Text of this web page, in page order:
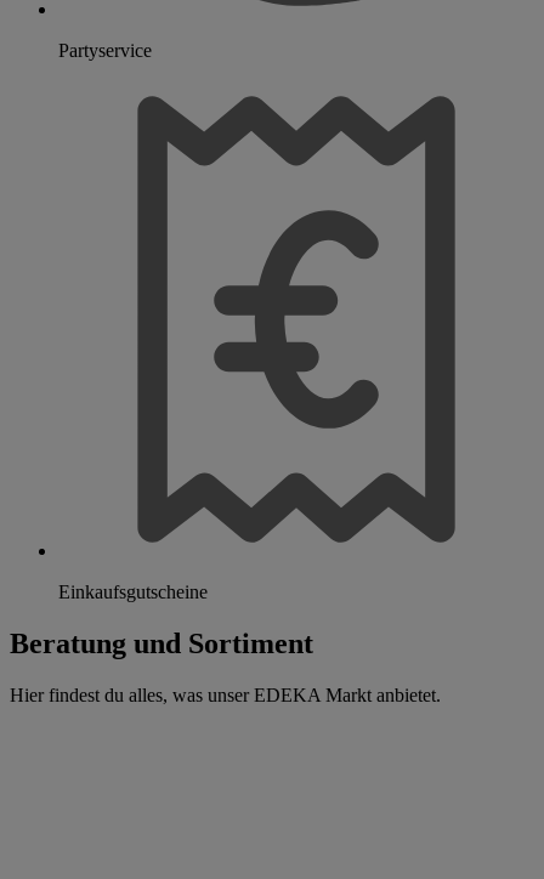
Partyservice
Einkaufsgutscheine
Beratung und Sortiment
Hier findest du alles, was unser EDEKA Markt anbietet.